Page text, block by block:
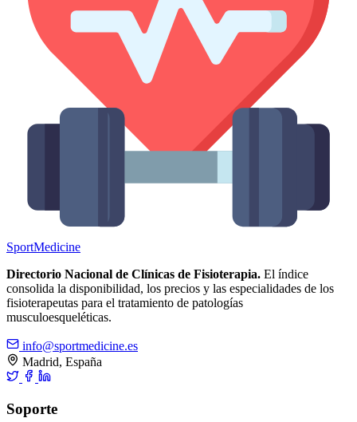
SportMedicine
Directorio Nacional de Clínicas de Fisioterapia. El índice
consolida la disponibilidad, los precios y las especialidades de los
fisioterapeutas para el tratamiento de patologías
musculoesqueléticas.
info@sportmedicine.es
Madrid, España
Soporte